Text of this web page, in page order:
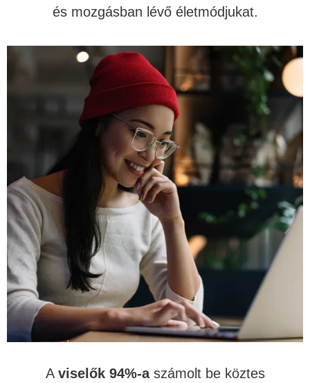
és mozgásban lévő életmódjukat.
A viselők 94%-aszámolt be köztes